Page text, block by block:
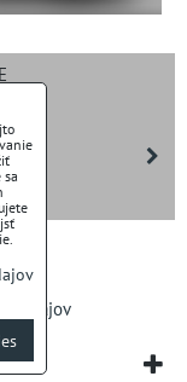
údajov